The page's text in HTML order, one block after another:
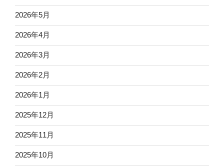
2026年5月
2026年4月
2026年3月
2026年2月
2026年1月
2025年12月
2025年11月
2025年10月